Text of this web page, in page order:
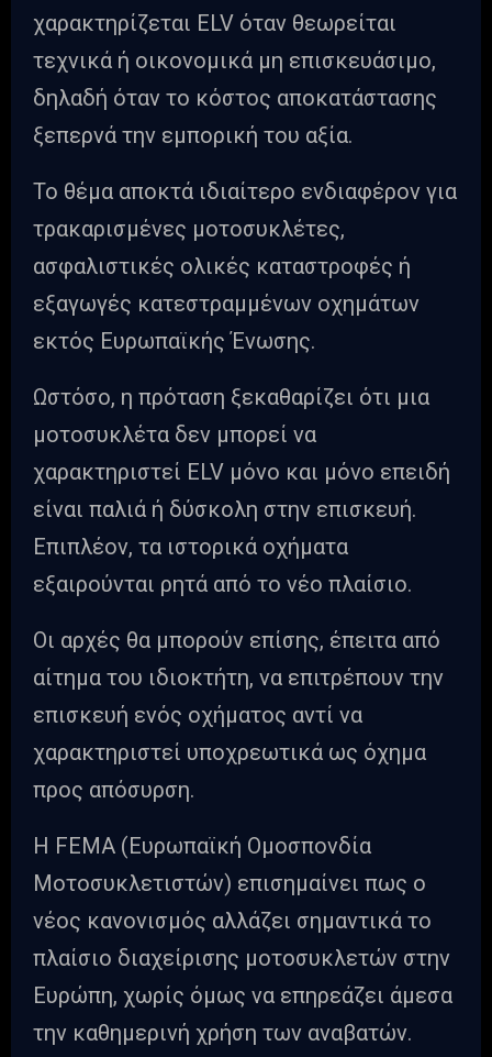
χαρακτηρίζεται ELV όταν θεωρείται
τεχνικά ή οικονομικά μη επισκευάσιμο,
δηλαδή όταν το κόστος αποκατάστασης
ξεπερνά την εμπορική του αξία.
Το θέμα αποκτά ιδιαίτερο ενδιαφέρον για
τρακαρισμένες μοτοσυκλέτες,
ασφαλιστικές ολικές καταστροφές ή
εξαγωγές κατεστραμμένων οχημάτων
εκτός Ευρωπαϊκής Ένωσης.
Ωστόσο, η πρόταση ξεκαθαρίζει ότι μια
μοτοσυκλέτα δεν μπορεί να
χαρακτηριστεί ELV μόνο και μόνο επειδή
είναι παλιά ή δύσκολη στην επισκευή.
Επιπλέον, τα ιστορικά οχήματα
εξαιρούνται ρητά από το νέο πλαίσιο.
Οι αρχές θα μπορούν επίσης, έπειτα από
αίτημα του ιδιοκτήτη, να επιτρέπουν την
επισκευή ενός οχήματος αντί να
χαρακτηριστεί υποχρεωτικά ως όχημα
προς απόσυρση.
Η FEMA (Ευρωπαϊκή Ομοσπονδία
Μοτοσυκλετιστών) επισημαίνει πως ο
νέος κανονισμός αλλάζει σημαντικά το
πλαίσιο διαχείρισης μοτοσυκλετών στην
Ευρώπη, χωρίς όμως να επηρεάζει άμεσα
την καθημερινή χρήση των αναβατών.